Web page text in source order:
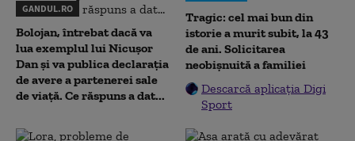
GANDUL.RO
Bolojan, întrebat dacă va
lua exemplul lui Nicușor
Dan și va publica declarația
de avere a partenerei sale
de viață. Ce răspuns a dat...
Tragic: cel mai bun din
istorie a murit subit, la 43
de ani. Solicitarea
neobișnuită a familiei
Descarcă aplicația Digi
Sport